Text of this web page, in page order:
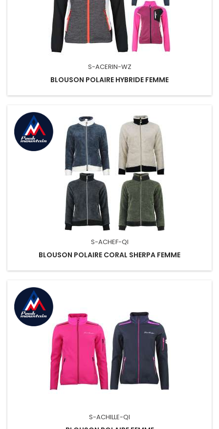
S-ACERIN-WZ
BLOUSON POLAIRE HYBRIDE FEMME
S-ACHEF-QI
BLOUSON POLAIRE CORAL SHERPA FEMME
S-ACHILLE-QI